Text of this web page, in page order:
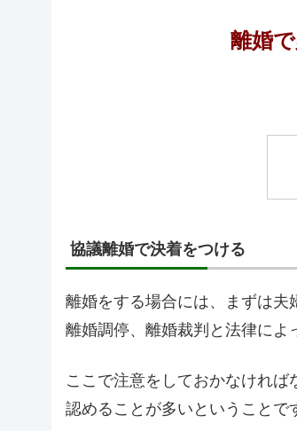
離婚
協議離婚で決着をつける
離婚をする場合には、まずは夫
離婚調停、離婚裁判と法律によ
ここで注意をしておかなけれ
認めることが多いということで